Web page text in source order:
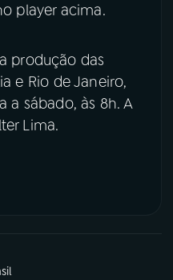
player acima.
produção das
e Rio de Janeiro,
a sábado, às 8h. A
Lima.